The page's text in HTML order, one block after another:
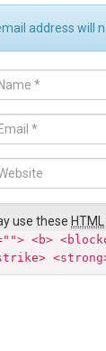
address will
use these HTML
<b>